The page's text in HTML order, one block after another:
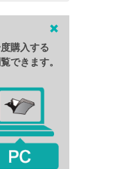
購入する
できます。